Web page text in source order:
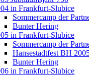
in Frankfurt-Slubice
Sommercamp der
Bunter Hering
in Frankfurt-Slubice
Sommercamp der
Hansestadtfest BH
Bunter Hering
in Frankfurt-Slubice